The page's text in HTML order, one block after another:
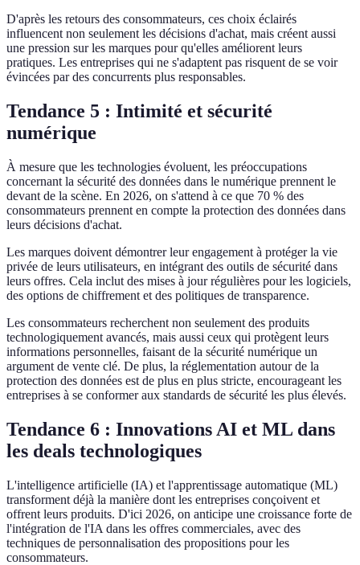
D'après les retours des consommateurs, ces choix éclairés
influencent non seulement les décisions d'achat, mais créent aussi
une pression sur les marques pour qu'elles améliorent leurs
pratiques. Les entreprises qui ne s'adaptent pas risquent de se voir
évincées par des concurrents plus responsables.
Tendance 5 : Intimité et sécurité
numérique
À mesure que les technologies évoluent, les préoccupations
concernant la sécurité des données dans le numérique prennent le
devant de la scène. En 2026, on s'attend à ce que 70 % des
consommateurs prennent en compte la protection des données dans
leurs décisions d'achat.
Les marques doivent démontrer leur engagement à protéger la vie
privée de leurs utilisateurs, en intégrant des outils de sécurité dans
leurs offres. Cela inclut des mises à jour régulières pour les logiciels,
des options de chiffrement et des politiques de transparence.
Les consommateurs recherchent non seulement des produits
technologiquement avancés, mais aussi ceux qui protègent leurs
informations personnelles, faisant de la sécurité numérique un
argument de vente clé. De plus, la réglementation autour de la
protection des données est de plus en plus stricte, encourageant les
entreprises à se conformer aux standards de sécurité les plus élevés.
Tendance 6 : Innovations AI et ML dans
les deals technologiques
L'intelligence artificielle (IA) et l'apprentissage automatique (ML)
transforment déjà la manière dont les entreprises conçoivent et
offrent leurs produits. D'ici 2026, on anticipe une croissance forte de
l'intégration de l'IA dans les offres commerciales, avec des
techniques de personnalisation des propositions pour les
consommateurs.